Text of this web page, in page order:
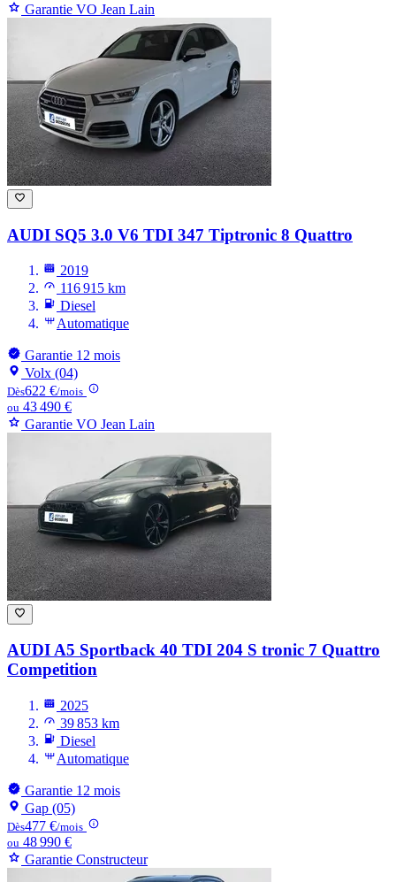
Garantie VO Jean Lain
AUDI SQ5 3.0 V6 TDI 347 Tiptronic 8 Quattro
2019
116 915 km
Diesel
Automatique
Garantie 12 mois
Volx (04)
Dès622 €/mois
ou 43 490 €
Garantie VO Jean Lain
AUDI A5 Sportback 40 TDI 204 S tronic 7 Quattro
Competition
2025
39 853 km
Diesel
Automatique
Garantie 12 mois
Gap (05)
Dès477 €/mois
ou 48 990 €
Garantie Constructeur